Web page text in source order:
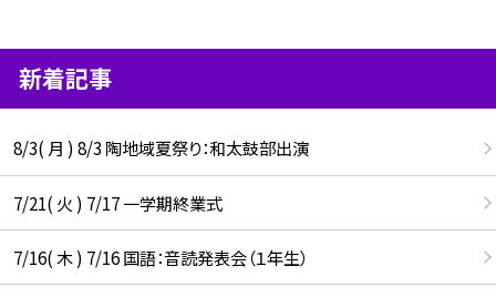
新着記事
8/3( 月 ) 8/3 陶地域夏祭り：和太鼓部出演
7/21( 火 ) 7/17 一学期終業式
7/16( 木 ) 7/16 国語：音読発表会（１年生）